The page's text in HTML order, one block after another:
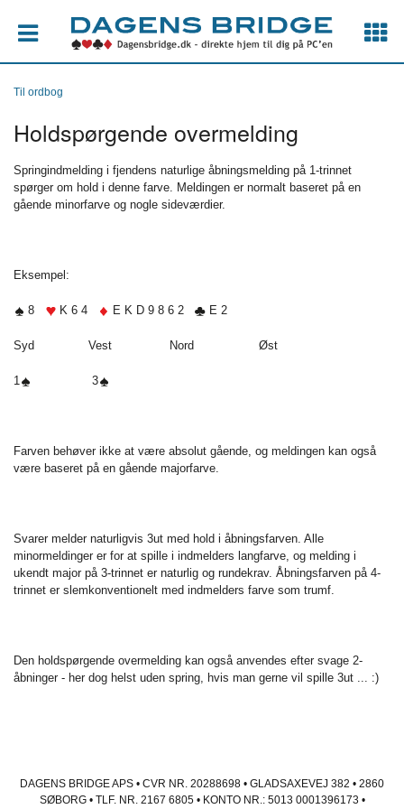
Til ordbog
Holdspørgende overmelding
Springindmelding i fjendens naturlige åbningsmelding på 1-trinnet
spørger om hold i denne farve. Meldingen er normalt baseret på en
gående minorfarve og nogle sideværdier.
Eksempel:
8 K 6 4 E K D 9 8 6 2 E 2
Syd Vest Nord Øst
1 3
Farven behøver ikke at være absolut gående, og meldingen kan også
være baseret på en gående majorfarve.
Svarer melder naturligvis 3ut med hold i åbningsfarven. Alle
minormeldinger er for at spille i indmelders langfarve, og melding i
ukendt major på 3-trinnet er naturlig og rundekrav. Åbningsfarven på 4-
trinnet er slemkonventionelt med indmelders farve som trumf.
Den holdspørgende overmelding kan også anvendes efter svage 2-
åbninger - her dog helst uden spring, hvis man gerne vil spille 3ut ... :)
DAGENS BRIDGE APS • CVR NR. 20288698 • GLADSAXEVEJ 382 • 2860
SØBORG • TLF. NR. 2167 6805 • KONTO NR.: 5013 0001396173 •